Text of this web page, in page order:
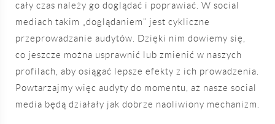
cały czas należy go doglądać i poprawiać. W social
mediach takim „doglądaniem” jest cykliczne
przeprowadzanie audytów. Dzięki nim dowiemy się,
co jeszcze można usprawnić lub zmienić w naszych
profilach, aby osiągać lepsze efekty z ich prowadzenia.
Powtarzajmy więc audyty do momentu, aż nasze social
media będą działały jak dobrze naoliwiony mechanizm.